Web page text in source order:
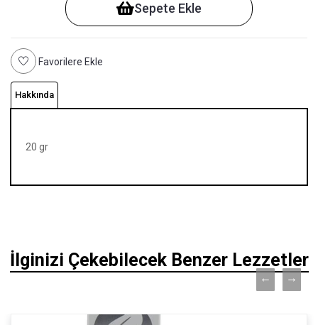
Sepete Ekle
Favorilere Ekle
Hakkında
20 gr
İlginizi Çekebilecek Benzer Lezzetler